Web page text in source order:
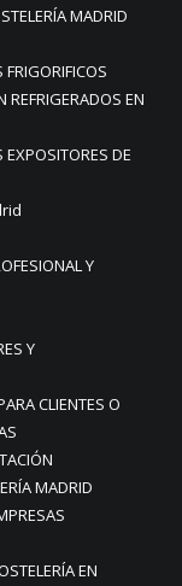
MADRID
EN
EXPOSITORES DE
Y
Y
CLIENTES O
MADRID
EN